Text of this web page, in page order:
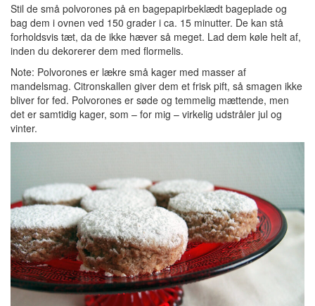
Stil de små polvorones på en bagepapirbeklædt bageplade og
bag dem i ovnen ved 150 grader i ca. 15 minutter. De kan stå
forholdsvis tæt, da de ikke hæver så meget. Lad dem køle helt af,
inden du dekorerer dem med flormelis.
Note: Polvorones er lækre små kager med masser af
mandelsmag. Citronskallen giver dem et frisk pift, så smagen ikke
bliver for fed. Polvorones er søde og temmelig mættende, men
det er samtidig kager, som – for mig – virkelig udstråler jul og
vinter.